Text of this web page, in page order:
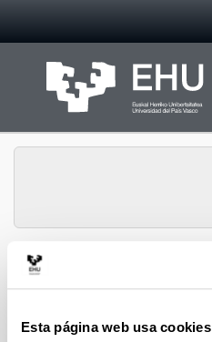
Esta página web usa cookies
Investigación